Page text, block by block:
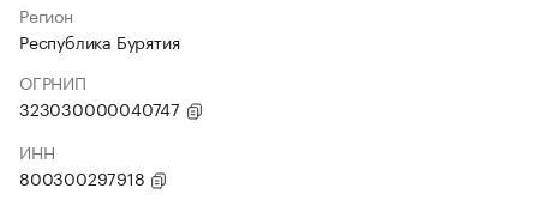
Регион
Республика Бурятия
ОГРНИП
323030000040747
ИНН
800300297918